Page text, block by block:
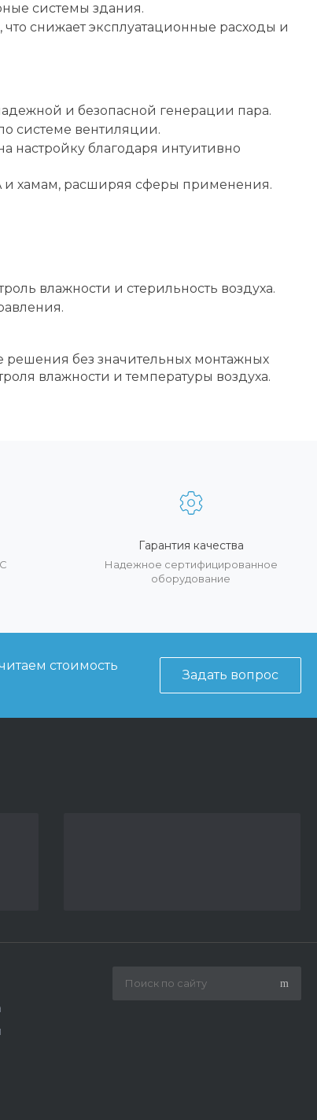
системы здания.
снижает эксплуатационные расходы и
и безопасной генерации пара.
системе вентиляции.
настройку благодаря интуитивно
и хамам, расширяя сферы применения.
влажности и стерильность воздуха.
решения без значительных монтажных
влажности и температуры воздуха.
Гарантия качества
Надежное сертифицированное
оборудование
стоимость
Задать вопрос